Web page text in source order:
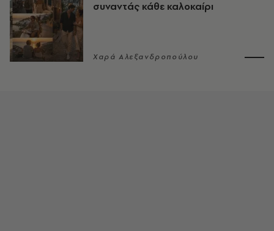
συναντάς κάθε καλοκαίρι
Χαρά Αλεξανδροπούλου